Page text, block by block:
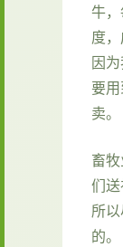
牛
度
因
要
卖。
畜
们送
所
的。